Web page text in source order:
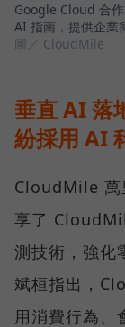
Google Cloud 合
AI 指南，提供企業
圖／ CloudMile
垂直 AI 落
紛採用 AI
CloudMile 萬
享了
測技術，強化
斌桓指出，
用消費行為、